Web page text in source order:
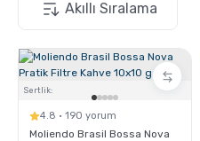
Espresso
Organik Kahve
Türk Kahvesi
Pour Over
Dripper
Sertlik:
4.8 · 190 yorum
Moliendo Brasil Bossa Nova